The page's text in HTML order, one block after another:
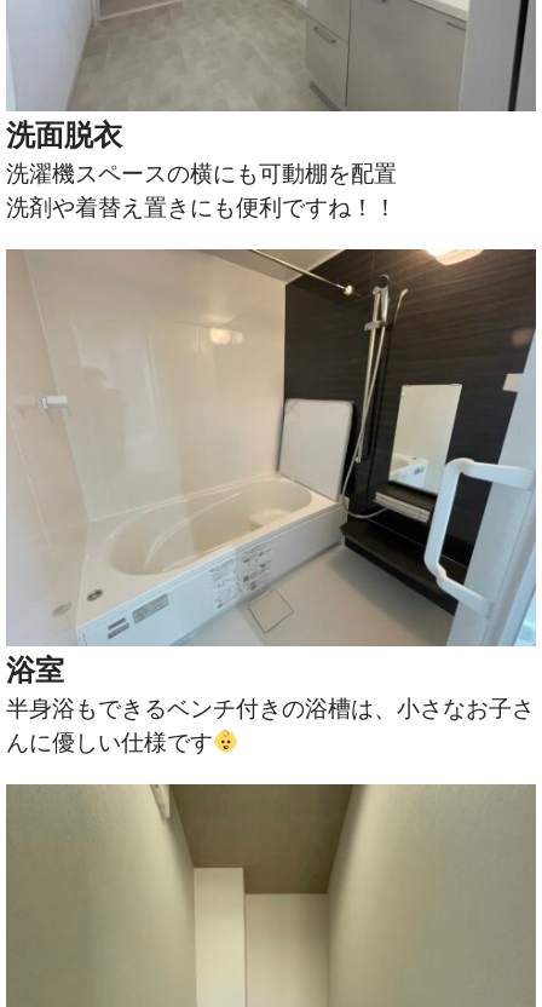
洗面脱衣
洗濯機スペースの横にも可動棚を配置
洗剤や着替え置きにも便利ですね！！
浴室
半身浴もできるベンチ付きの浴槽は、小さなお子さ
んに優しい仕様です